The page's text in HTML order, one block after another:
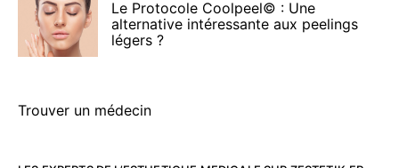
Le Protocole Coolpeel© : Une
alternative intéressante aux peelings
légers ?
Trouver un médecin